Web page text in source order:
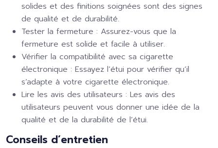
solides et des finitions soignées sont des signes
de qualité et de durabilité.
Tester la fermeture : Assurez-vous que la
fermeture est solide et facile à utiliser.
Vérifier la compatibilité avec sa cigarette
électronique : Essayez l’étui pour vérifier qu’il
s’adapte à votre cigarette électronique.
Lire les avis des utilisateurs : Les avis des
utilisateurs peuvent vous donner une idée de la
qualité et de la durabilité de l’étui.
Conseils d’entretien